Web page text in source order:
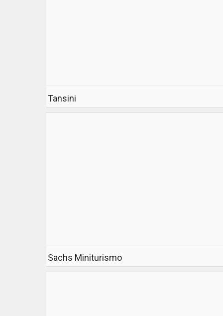
Tansini
Sachs Miniturismo